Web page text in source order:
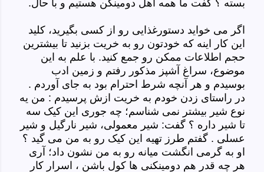
بسته ؟ گفت ما همه اهل دومینکن هستیم و با حال.
اگر می خواید دستورغذایی رو از کسی بگیرید، کلید
این کار اینه که خودتون رو به خریت بزنید تا بیشترین
حجم اطلاعات ممکن رو جمع کنید. با علم به این
موضوع، سراغ آشپز مذکور رفتم و زمین ادب
بوسیدم و هر آنچه شرط احترام بود به جای آوردم .
در راستای زدن خودم به خریت ازش پرسیدم : من یه
نوع شیر بیشتر نمی شناسم؛ چه جوری این کیک سه
تا شیر داره ؟ گفت: شیر معمولی، شیر نارگیل و شیر
عسلی . گفتم طرز تهیه این کیک رو به من می گید ؟
او به گرمی انگشت میانه رو به من نشون داد؛ آری
هر چه قدر هم دومینکنی ها کول باشن ، اسرار کار